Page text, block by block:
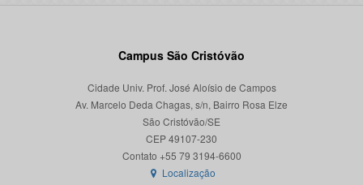
Campus São Cristóvão
Cidade Univ. Prof. José Aloísio de Campos
Av. Marcelo Deda Chagas, s/n, Bairro Rosa Elze
São Cristóvão/SE
CEP 49107-230
Localização